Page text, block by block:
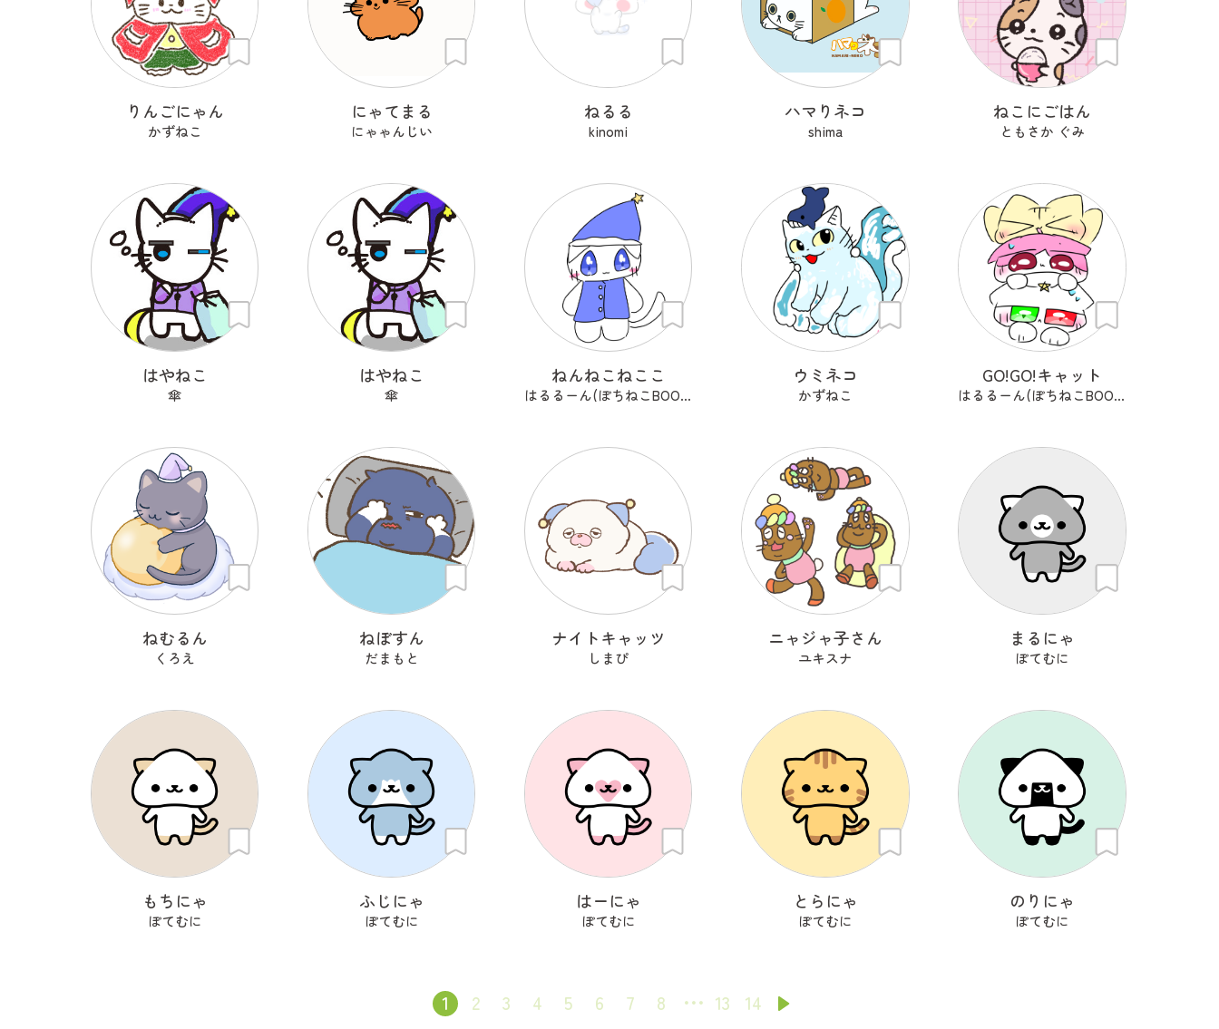
りんごにゃん
かずねこ
にゃてまる
にゃゃんじい
ねるる
kinomi
ハマりネコ
shima
ねこにごはん
ともさか ぐみ
はやねこ
傘
はやねこ
傘
ねんねこねここ
はるるーん(ぽちねこBOOKS)
ウミネコ
かずねこ
GO!GO!キャット
はるるーん(ぽちねこBOOKS)
ねむるん
くろえ
ねぼすん
だまもと
ナイトキャッツ
しまぴ
ニャジャ子さん
ユキスナ
まるにゃ
ぽてむに
もちにゃ
ぽてむに
ふじにゃ
ぽてむに
はーにゃ
ぽてむに
とらにゃ
ぽてむに
のりにゃ
ぽてむに
1 2 3 4 5 6 7 8 13 14